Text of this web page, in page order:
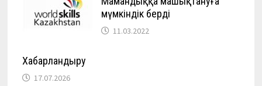
мүмкіндік берді
11.03.2022
Хабарландыру
17.07.2026